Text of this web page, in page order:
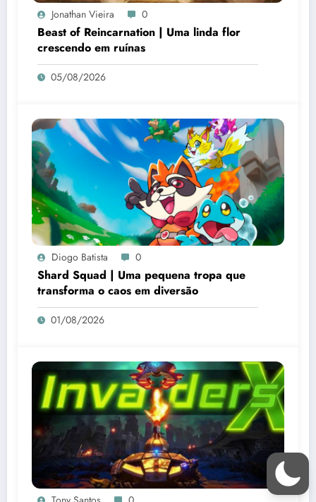
Jonathan Vieira 0
Beast of Reincarnation | Uma linda flor
crescendo em ruínas
05/08/2026
Diogo Batista 0
Shard Squad | Uma pequena tropa que
transforma o caos em diversão
01/08/2026